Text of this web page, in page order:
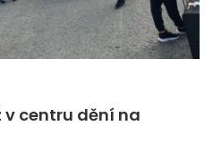
v centru dění na